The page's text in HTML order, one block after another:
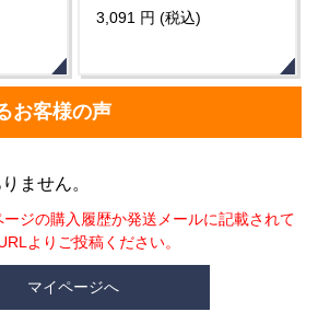
3,091 円 (税込)
お客様の声
ません。
ジの購入履歴か発送メールに記載されて
よりご投稿ください。
マイページへ